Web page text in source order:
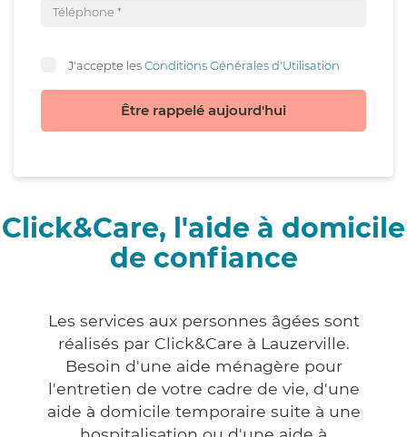
J'accepte lesConditions Générales d'Utilisation
Être rappelé aujourd'hui
Click&Care, l'aide à domicile
de confiance
Les services aux personnes âgées sont
réalisés par Click&Care à Lauzerville.
Besoin d'une aide ménagère pour
l'entretien de votre cadre de vie, d'une
aide à domicile temporaire suite à une